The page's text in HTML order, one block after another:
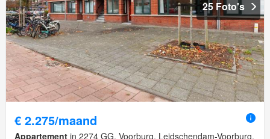
25 Foto's
€ 2.275/maand
Appartement in 2274 GG, Voorburg, Leidschendam-Voorburg,